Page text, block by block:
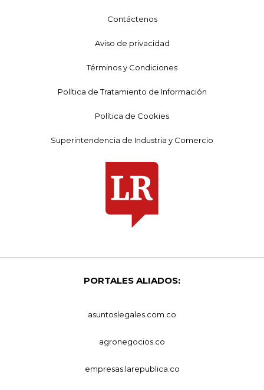
Contáctenos
Aviso de privacidad
Términos y Condiciones
Política de Tratamiento de Información
Política de Cookies
Superintendencia de Industria y Comercio
PORTALES ALIADOS:
asuntoslegales.com.co
agronegocios.co
empresas.larepublica.co